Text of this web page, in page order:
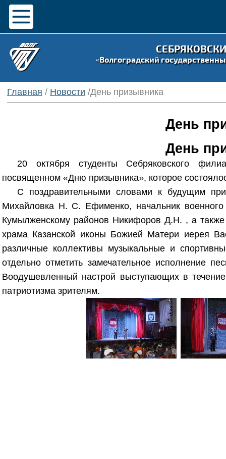
«Волгоградский
Главная / Новости /День призывника
День
День
20 октября студенты Себряковского
посвященном «Дню призывника», которое
С поздравительными словами к будущим
Михайловка Н. С. Ефименко, начальник
Кумылженскому районов Никифоров Д.Н. , а также
храма Казанской иконы Божией Матери иерея
различные коллективы музыкальные и
отдельно отметить замечательное исполнение
Воодушевленный настрой выступающих в
патриотизма зрителям.